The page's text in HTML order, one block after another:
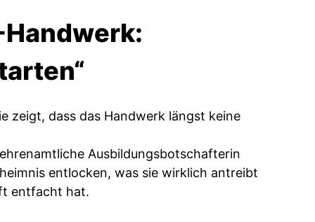
Handwerk:
zeigt, dass das Handwerk längst keine
Ausbildungsbotschafterin
entlocken, was sie wirklich antreibt
entfacht hat.